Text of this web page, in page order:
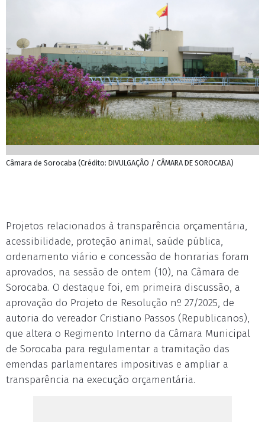
Câmara de Sorocaba (Crédito: DIVULGAÇÃO / CÂMARA DE SOROCABA)
Projetos relacionados à transparência orçamentária,
acessibilidade, proteção animal, saúde pública,
ordenamento viário e concessão de honrarias foram
aprovados, na sessão de ontem (10), na Câmara de
Sorocaba. O destaque foi, em primeira discussão, a
aprovação do Projeto de Resolução nº 27/2025, de
autoria do vereador Cristiano Passos (Republicanos),
que altera o Regimento Interno da Câmara Municipal
de Sorocaba para regulamentar a tramitação das
emendas parlamentares impositivas e ampliar a
transparência na execução orçamentária.